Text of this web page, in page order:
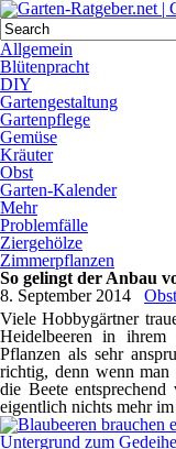
Allgemein
Blütenpracht
DIY
Gartengestaltung
Gartenpflege
Gemüse
Kräuter
Obst
Garten-Kalender
Mehr
Problemfälle
Ziergehölze
Zimmerpflanzen
So gelingt der Anbau
8. September 2014
Obst
Viele Hobbygärtner
Heidelbeeren in ihrem
Pflanzen als sehr
richtig, denn wenn man
die Beete entsprechend
eigentlich nichts mehr